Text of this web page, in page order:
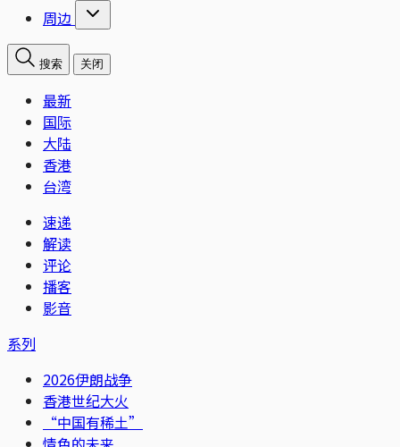
周边
搜索 关闭
最新
国际
大陆
香港
台湾
速递
解读
评论
播客
影音
系列
2026伊朗战争
香港世纪大火
“中国有稀土”